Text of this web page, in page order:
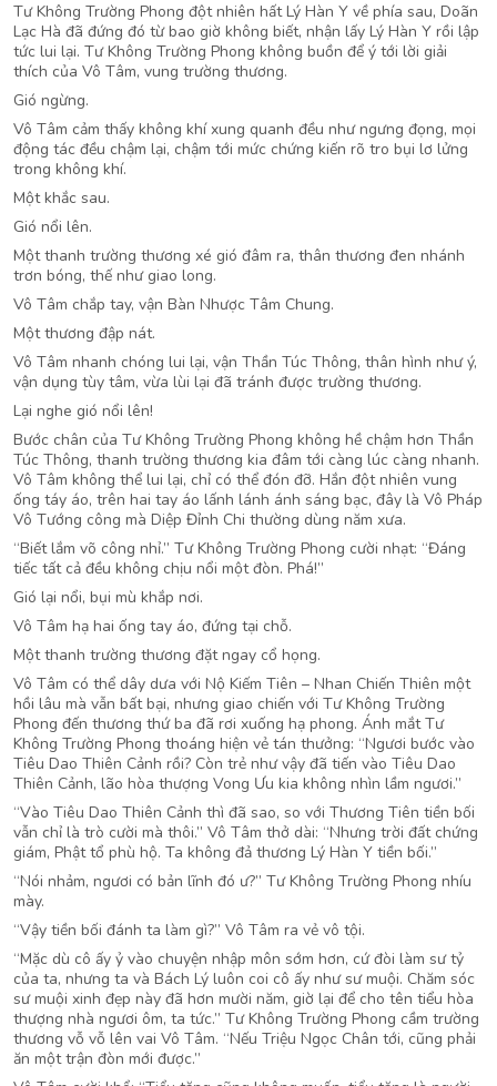
Tư Không Trường Phong đột nhiên hất Lý Hàn Y về phía sau, Doãn
Lạc Hà đã đứng đó từ bao giờ không biết, nhận lấy Lý Hàn Y rồi lập
tức lui lại. Tư Không Trường Phong không buồn để ý tới lời giải
thích của Vô Tâm, vung trường thương.
Gió ngừng.
Vô Tâm cảm thấy không khí xung quanh đều như ngưng đọng, mọi
động tác đều chậm lại, chậm tới mức chứng kiến rõ tro bụi lơ lửng
trong không khí.
Một khắc sau.
Gió nổi lên.
Một thanh trường thương xé gió đâm ra, thân thương đen nhánh
trơn bóng, thế như giao long.
Vô Tâm chắp tay, vận Bàn Nhược Tâm Chung.
Một thương đập nát.
Vô Tâm nhanh chóng lui lại, vận Thần Túc Thông, thân hình như ý,
vận dụng tùy tâm, vừa lùi lại đã tránh được trường thương.
Lại nghe gió nổi lên!
Bước chân của Tư Không Trường Phong không hề chậm hơn Thần
Túc Thông, thanh trường thương kia đâm tới càng lúc càng nhanh.
Vô Tâm không thể lui lại, chỉ có thể đón đỡ. Hắn đột nhiên vung
ống táy áo, trên hai tay áo lấnh lánh ánh sáng bạc, đây là Vô Pháp
Vô Tướng công mà Diệp Đỉnh Chi thường dùng năm xưa.
“Biết lắm võ công nhỉ.” Tư Không Trường Phong cười nhạt: “Đáng
tiếc tất cả đều không chịu nổi một đòn. Phá!”
Gió lại nổi, bụi mù khắp nơi.
Vô Tâm hạ hai ống tay áo, đứng tại chỗ.
Một thanh trường thương đặt ngay cổ họng.
Vô Tâm có thể dây dưa với Nộ Kiếm Tiên – Nhan Chiến Thiên một
hồi lâu mà vẫn bất bại, nhưng giao chiến với Tư Không Trường
Phong đến thương thứ ba đã rơi xuống hạ phong. Ánh mắt Tư
Không Trường Phong thoáng hiện vẻ tán thưởng: “Ngươi bước vào
Tiêu Dao Thiên Cảnh rồi? Còn trẻ như vậy đã tiến vào Tiêu Dao
Thiên Cảnh, lão hòa thượng Vong Ưu kia không nhìn lầm ngươi.”
“Vào Tiêu Dao Thiên Cảnh thì đã sao, so với Thương Tiên tiền bối
vẫn chỉ là trò cười mà thôi.” Vô Tâm thở dài: “Nhưng trời đất chứng
giám, Phật tổ phù hộ. Ta không đả thương Lý Hàn Y tiền bối.”
“Nói nhảm, ngươi có bản lĩnh đó ư?” Tư Không Trường Phong nhíu
mày.
“Vậy tiền bối đánh ta làm gì?” Vô Tâm ra vẻ vô tội.
“Mặc dù cô ấy ỷ vào chuyện nhập môn sớm hơn, cứ đòi làm sư tỷ
của ta, nhưng ta và Bách Lý luôn coi cô ấy như sư muội. Chăm sóc
sư muội xinh đẹp này đã hơn mười năm, giờ lại để cho tên tiểu hòa
thượng nhà ngươi ôm, ta tức.” Tư Không Trường Phong cầm trường
thương vỗ vỗ lên vai Vô Tâm. “Nếu Triệu Ngọc Chân tới, cũng phải
ăn một trận đòn mới được.”